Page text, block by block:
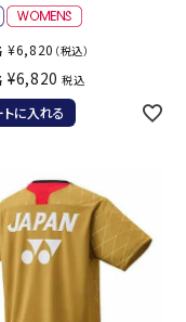
¥6,820 （税込）
¥6,820 税込
トに入れる